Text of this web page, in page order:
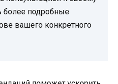
более подробные
вашего конкретного